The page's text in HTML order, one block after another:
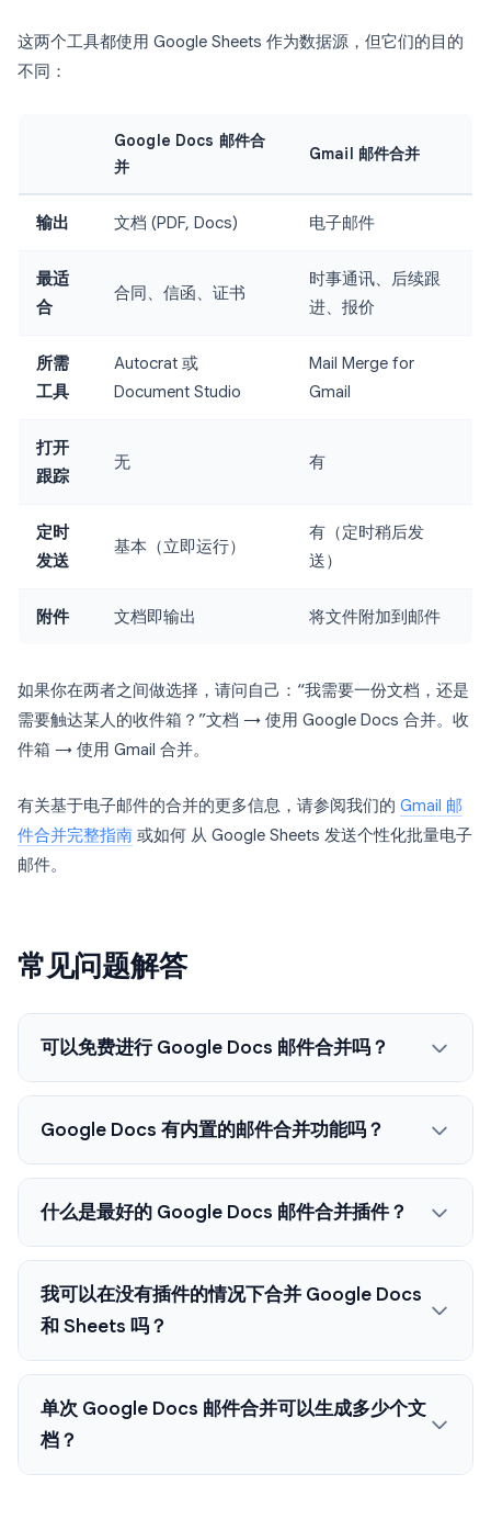
这两个工具都使用 Google Sheets 作为数据源，但它们的目的
不同：
Google Docs 邮件合
并
Gmail 邮件合并
输出 文档 (PDF, Docs) 电子邮件
最适
合
合同、信函、证书
时事通讯、后续跟
进、报价
所需
工具
Autocrat 或
Document Studio
Mail Merge for
Gmail
打开
跟踪
无 有
定时
发送
基本（立即运行）
有（定时稍后发
送）
附件 文档即输出 将文件附加到邮件
如果你在两者之间做选择，请问自己：“我需要一份文档，还是
需要触达某人的收件箱？”文档 → 使用 Google Docs 合并。收
件箱 → 使用 Gmail 合并。
有关基于电子邮件的合并的更多信息，请参阅我们的 Gmail 邮
件合并完整指南 或如何 从 Google Sheets 发送个性化批量电子
邮件。
常见问题解答
可以免费进行 Google Docs 邮件合并吗？
Google Docs 有内置的邮件合并功能吗？
什么是最好的 Google Docs 邮件合并插件？
我可以在没有插件的情况下合并 Google Docs
和 Sheets 吗？
单次 Google Docs 邮件合并可以生成多少个文
档？